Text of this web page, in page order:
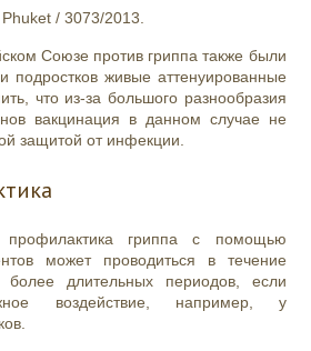
/ 3073/2013.
Союзе против гриппа также были
подростков живые аттенуированные
что из-за большого разнообразия
вакцинация в данном случае не
защитой от инфекции.
профилактика гриппа с помощью
может проводиться в течение
длительных периодов, если
воздействие, например, у